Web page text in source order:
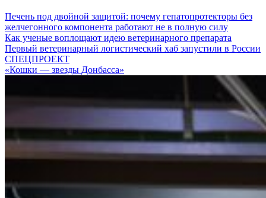
Печень под двойной защитой: почему гепатопротекторы без
желчегонного компонента работают не в полную силу
Как ученые воплощают идею ветеринарного препарата
Первый ветеринарный логистический хаб запустили в России
СПЕЦПРОЕКТ
«Кошки — звезды Донбасса»